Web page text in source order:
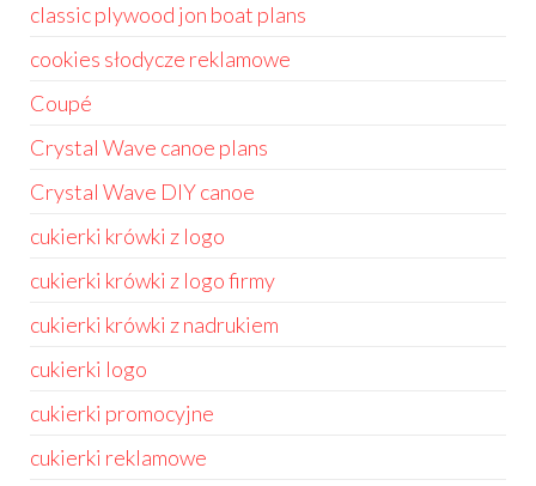
classic plywood jon boat plans
cookies słodycze reklamowe
Coupé
Crystal Wave canoe plans
Crystal Wave DIY canoe
cukierki krówki z logo
cukierki krówki z logo firmy
cukierki krówki z nadrukiem
cukierki logo
cukierki promocyjne
cukierki reklamowe